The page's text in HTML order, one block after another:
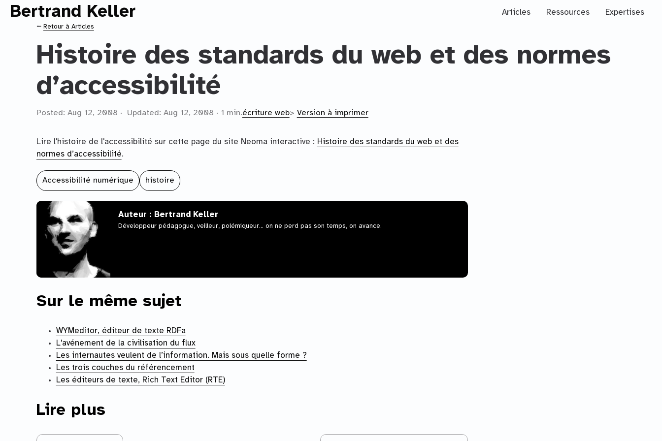
Contenu principal
Bertrand Keller Articles Ressources Expertises
⭠ Retour à Articles
Histoire des standards du web et des normes
d’accessibilité
Posted: Aug 12, 2008 · Updated: Aug 12, 2008 · 1 min.écriture web> Version à imprimer
Lire l'histoire de l'accessibilité sur cette page du site Neoma interactive : Histoire des standards du web et des
normes d’accessibilité.
Accessibilité numérique histoire
Auteur : Bertrand Keller
Développeur pédagogue, veilleur, polémiqueur... on ne perd pas son temps, on avance.
Sur le même sujet
WYMeditor, éditeur de texte RDFa
L'avénement de la civilisation du flux
Les internautes veulent de l’information. Mais sous quelle forme ?
Les trois couches du référencement
Les éditeurs de texte, Rich Text Editor (RTE)
Lire plus